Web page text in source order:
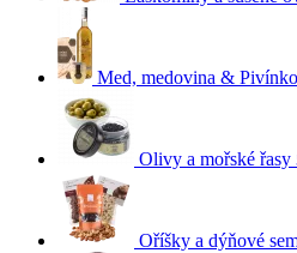
Med, medovina & Pivínko
Olivy a mořské řasy
Oříšky a dýňové